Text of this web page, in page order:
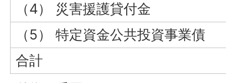
（4） 災害援護貸付金
（5） 特定資金公共投資事業債
合計